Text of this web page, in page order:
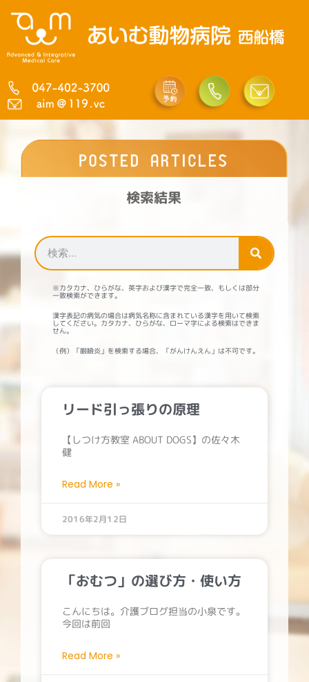
ス
ッ
プ
検索結果
検
索
※カタカナ、ひらがな、英字および漢字で完全一致、もしくは部分
一致検索ができます。
漢字表記の病気の場合は病気名称に含まれている漢字を用いて検索
してください。カタカナ、ひらがな、ローマ字による検索はできま
せん。
（例）「眼瞼炎」を検索する場合、「がんけんえん」は不可です。
リード引っ張りの原理
【しつけ方教室 ABOUT DOGS】の佐々木
健
Read More »
2016年2月12日
「おむつ」の選び方・使い方
こんにちは。介護ブログ担当の小泉です。
今回は前回
Read More »
ジ
ジ